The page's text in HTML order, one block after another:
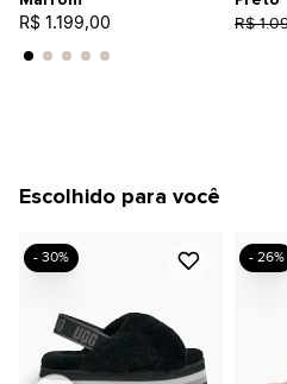
R$ 1.199,00
R$
Escolhido para você
- 30% - 26%